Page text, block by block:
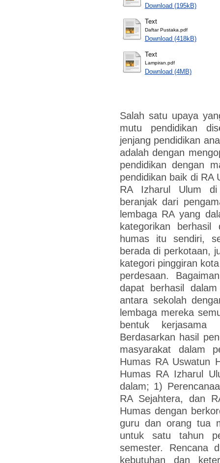
Download (195kB)
Text
Daftar Pustaka.pdf
Download (418kB)
Text
Lampiran.pdf
Download (4MB)
Salah satu upaya
mutu pendidikan
jenjang pendidikan
adalah dengan
pendidikan dengan
pendidikan baik di RA
RA Izharul Ulum di
beranjak dari
lembaga RA yang
kategorikan
humas itu sendiri,
berada di perkotaan,
kategori pinggiran
perdesaan.
dapat berhasil
antara sekolah
lembaga mereka
bentuk
Berdasarkan hasil
masyarakat dalam
Humas RA Uswatun
Humas RA Izharul
dalam; 1)
RA Sejahtera, dan
Humas dengan
guru dan orang tua
untuk satu tahun
semester. Rencana
kebutuhan dan